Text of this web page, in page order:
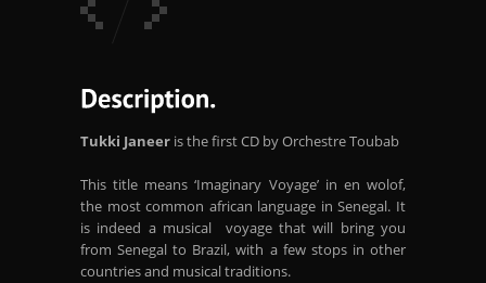
Tukki Janeer is the first CD by Orchestre Toubab
This title means ‘Imaginary Voyage’ in en wolof,
the most common african language in Senegal. It
is indeed a musical voyage that will bring you
from Senegal to Brazil, with a few stops in other
countries and musical traditions.